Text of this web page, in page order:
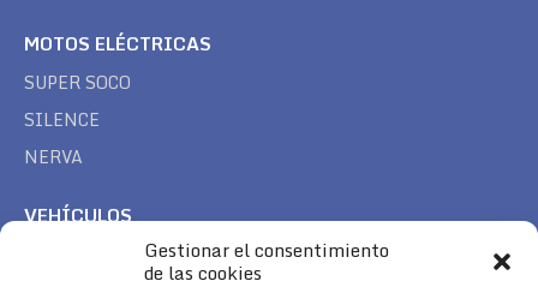
Gestionar el consentimiento
de las cookies
MOTOS ELÉCTRICAS
SUPER SOCO
SILENCE
NERVA
VEHÍCULOS